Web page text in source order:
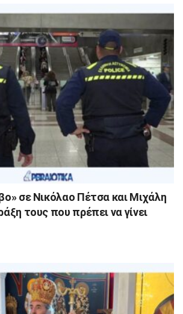
σε Νικόλαο Πέτσα και Μιχάλη
τους που πρέπει να γίνει